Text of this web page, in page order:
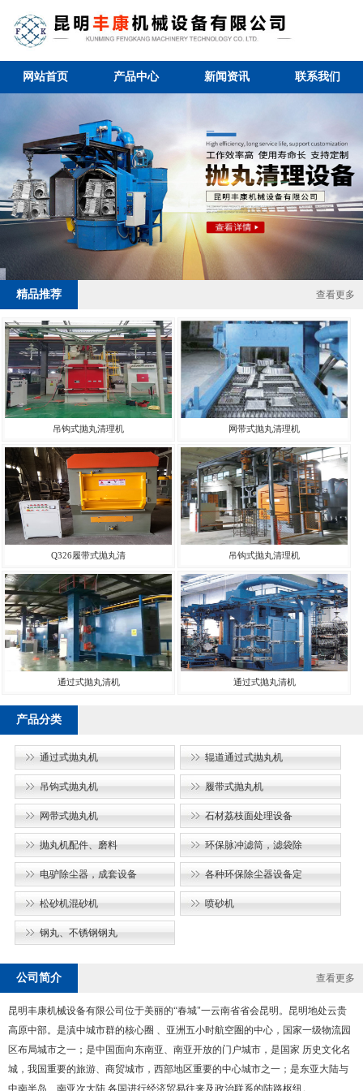
网站首页 产品中心 新闻资讯 联系我们
精品推荐 查看更多
吊钩式抛丸清理机 网带式抛丸清理机
Q326履带式抛丸清 吊钩式抛丸清理机
通过式抛丸清机 通过式抛丸清机
产品分类
通过式抛丸机 辊道通过式抛丸机
吊钩式抛丸机 履带式抛丸机
网带式抛丸机 石材荔枝面处理设备
抛丸机配件、磨料 环保脉冲滤筒，滤袋除
电驴除尘器，成套设备 各种环保除尘器设备定
松砂机混砂机 喷砂机
钢丸、不锈钢钢丸
公司简介 查看更多
昆明丰康机械设备有限公司位于美丽的“春城"一云南省省会昆明。昆明地处云贵
高原中部。是滇中城市群的核心圈 、亚洲五小时航空圏的中心，国家一级物流园
区布局城市之一；是中国面向东南亚、南亚开放的门户城市，是国家 历史文化名
城，我国重要的旅游、商贸城市，西部地区重要的中心城市之一；是东亚大陆与
中南半岛、南亚次大陆 各国进行经济贸易往来及政治联系的陆路枢纽。